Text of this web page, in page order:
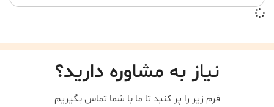
نیاز به مشاوره دارید؟
فرم زیر را پر کنید تا ما با شما تماس بگیریم